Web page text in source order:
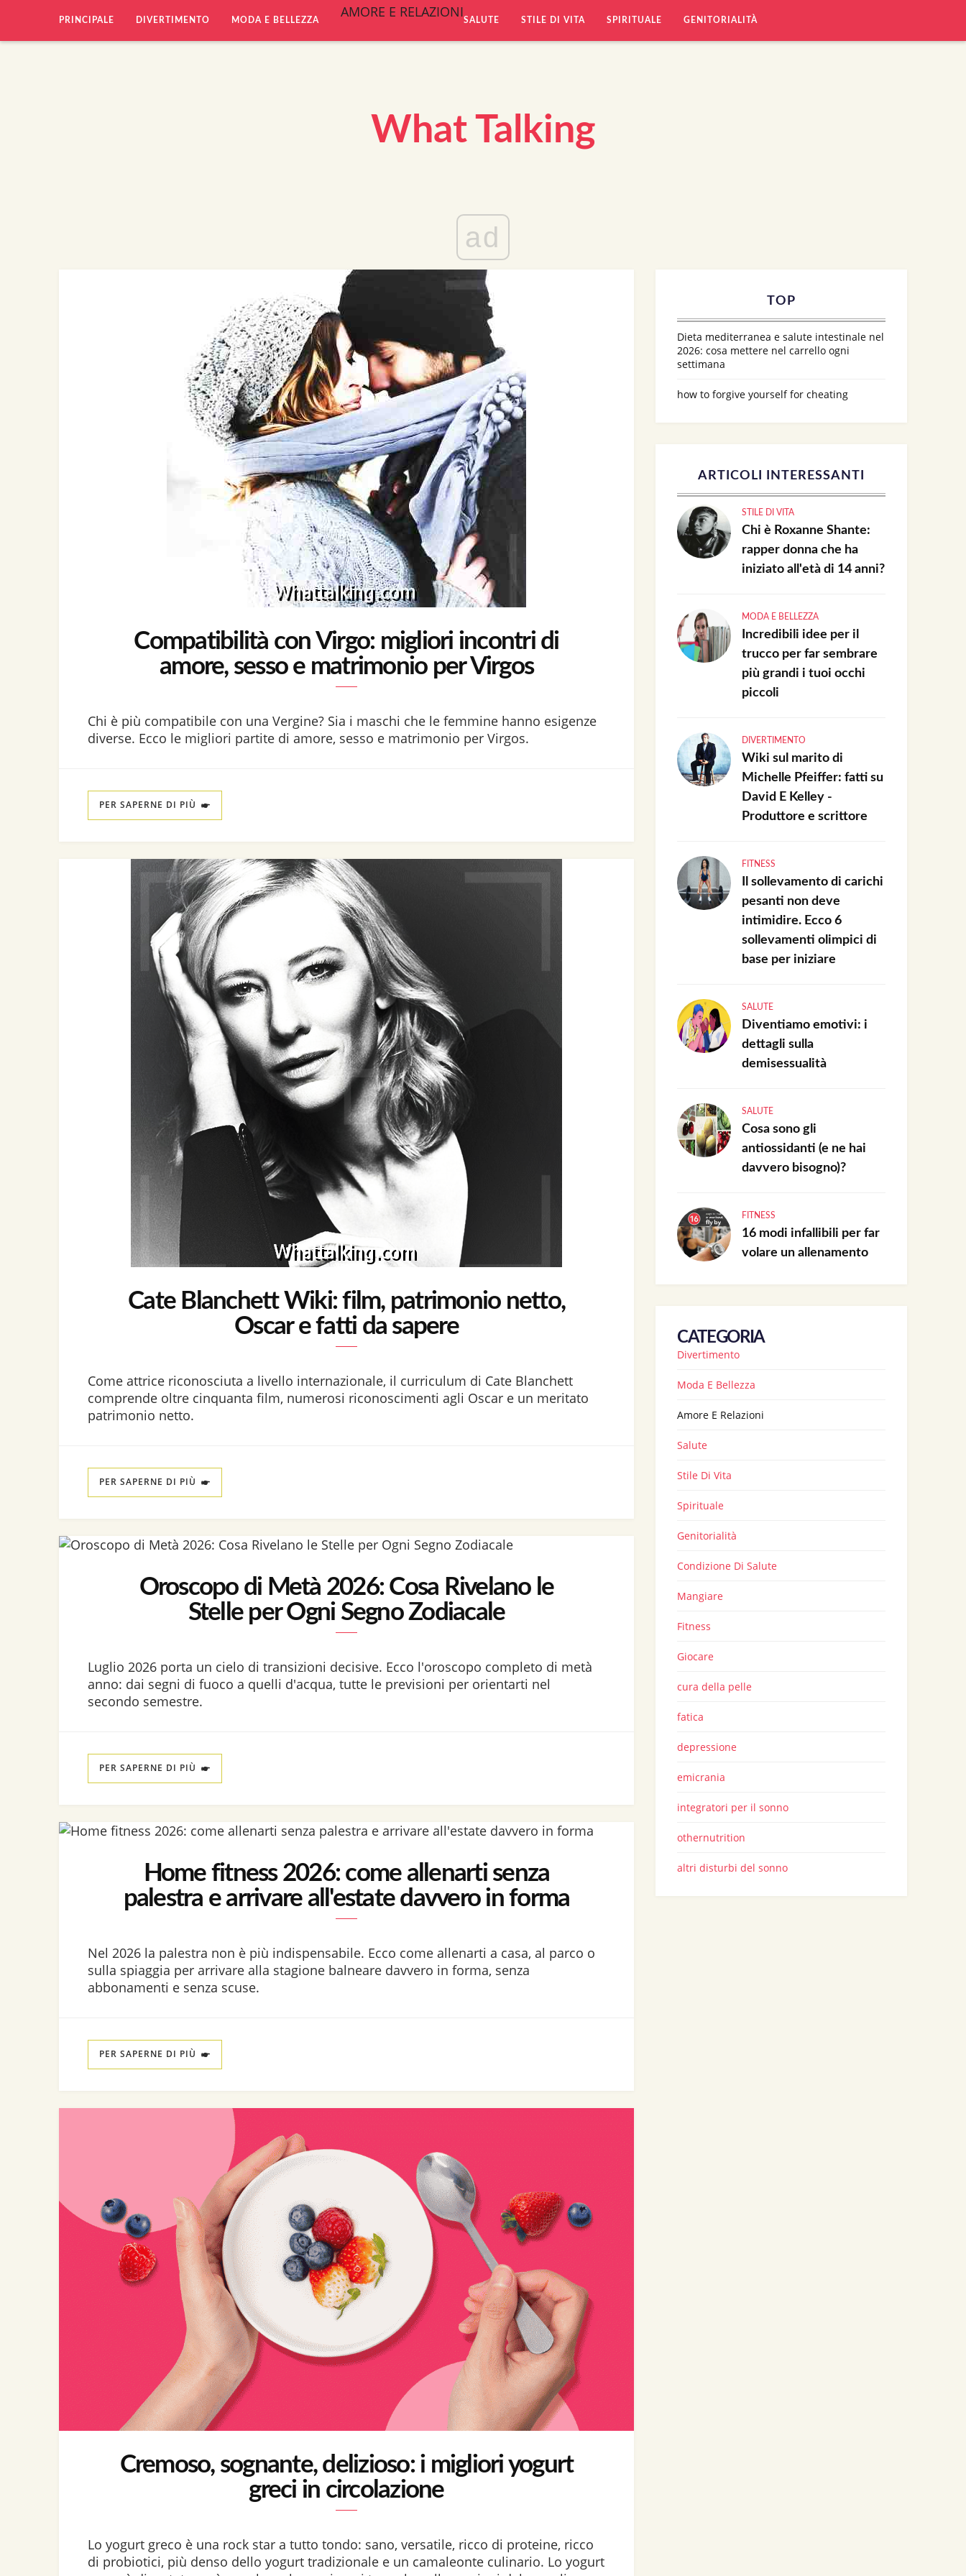
PRINCIPALE DIVERTIMENTO MODA E BELLEZZA AMORE E RELAZIONISALUTE STILE DI VITA SPIRITUALE GENITORIALITÀ
What Talking
ad
Compatibilità con Virgo: migliori incontri di
amore, sesso e matrimonio per Virgos
Chi è più compatibile con una Vergine? Sia i maschi che le femmine hanno esigenze
diverse. Ecco le migliori partite di amore, sesso e matrimonio per Virgos.
PER SAPERNE DI PIÙ
Cate Blanchett Wiki: film, patrimonio netto,
Oscar e fatti da sapere
Come attrice riconosciuta a livello internazionale, il curriculum di Cate Blanchett
comprende oltre cinquanta film, numerosi riconoscimenti agli Oscar e un meritato
patrimonio netto.
PER SAPERNE DI PIÙ
Oroscopo di Metà 2026: Cosa Rivelano le
Stelle per Ogni Segno Zodiacale
Luglio 2026 porta un cielo di transizioni decisive. Ecco l'oroscopo completo di metà
anno: dai segni di fuoco a quelli d'acqua, tutte le previsioni per orientarti nel
secondo semestre.
PER SAPERNE DI PIÙ
Home fitness 2026: come allenarti senza
palestra e arrivare all'estate davvero in forma
Nel 2026 la palestra non è più indispensabile. Ecco come allenarti a casa, al parco o
sulla spiaggia per arrivare alla stagione balneare davvero in forma, senza
abbonamenti e senza scuse.
PER SAPERNE DI PIÙ
Cremoso, sognante, delizioso: i migliori yogurt
greci in circolazione
Lo yogurt greco è una rock star a tutto tondo: sano, versatile, ricco di proteine, ricco
di probiotici, più denso dello yogurt tradizionale e un camaleonte culinario. Lo yogurt
TOP
Dieta mediterranea e salute intestinale nel
2026: cosa mettere nel carrello ogni
settimana
how to forgive yourself for cheating
ARTICOLI INTERESSANTI
STILE DI VITA
Chi è Roxanne Shante:
rapper donna che ha
iniziato all'età di 14 anni?
MODA E BELLEZZA
Incredibili idee per il
trucco per far sembrare
più grandi i tuoi occhi
piccoli
DIVERTIMENTO
Wiki sul marito di
Michelle Pfeiffer: fatti su
David E Kelley -
Produttore e scrittore
FITNESS
Il sollevamento di carichi
pesanti non deve
intimidire. Ecco 6
sollevamenti olimpici di
base per iniziare
SALUTE
Diventiamo emotivi: i
dettagli sulla
demisessualità
SALUTE
Cosa sono gli
antiossidanti (e ne hai
davvero bisogno)?
FITNESS
16 modi infallibili per far
volare un allenamento
CATEGORIA
Divertimento
Moda E Bellezza
Amore E Relazioni
Salute
Stile Di Vita
Spirituale
Genitorialità
Condizione Di Salute
Mangiare
Fitness
Giocare
cura della pelle
fatica
depressione
emicrania
integratori per il sonno
othernutrition
altri disturbi del sonno